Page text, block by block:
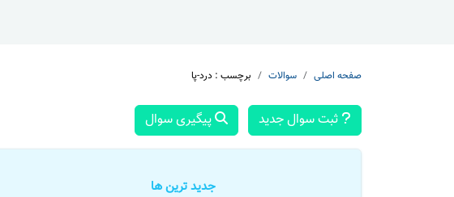
صفحه اصلی سوالات برچسب : درد-پا
ثبت سوال جدید پیگیری سوال
جدید ترین ها